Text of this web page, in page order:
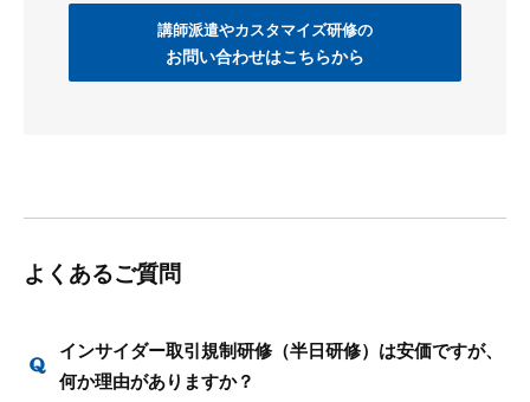
講師派遣やカスタマイズ研修の
お問い合わせはこちらから
よくあるご質問
インサイダー取引規制研修（半日研修）は安価ですが、
何か理由がありますか？